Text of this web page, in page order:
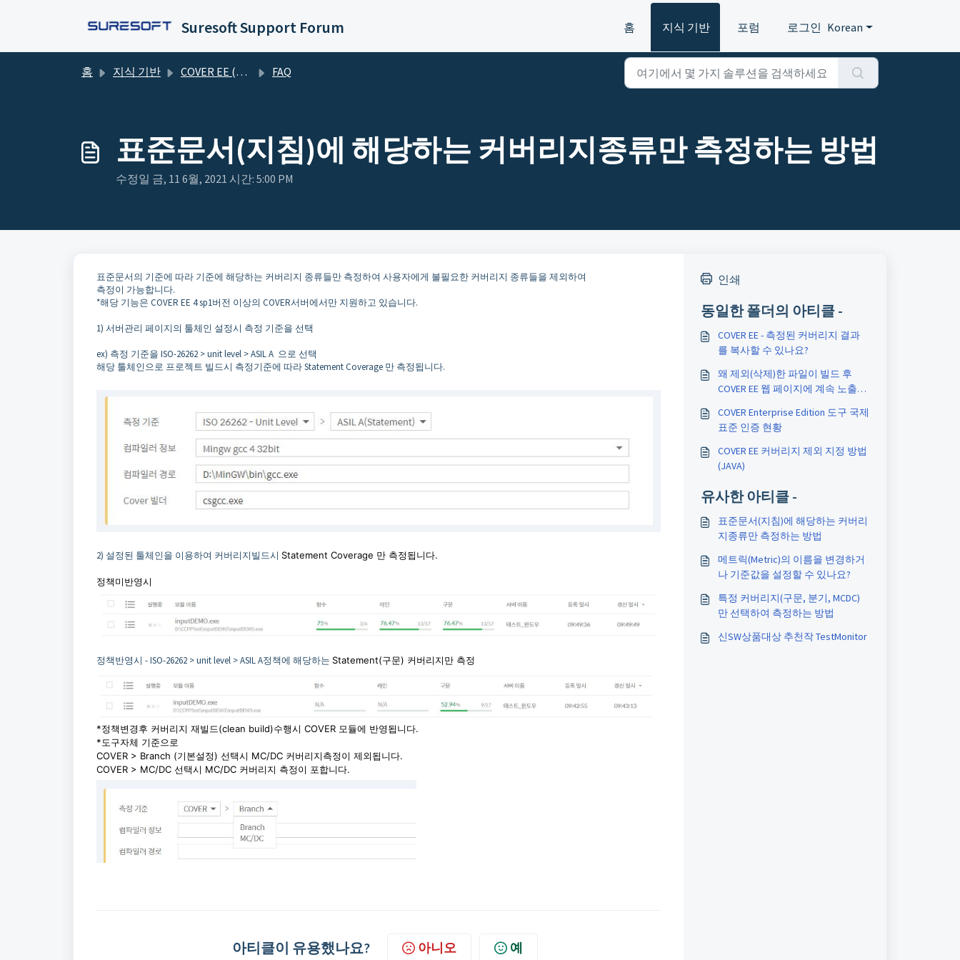
Suresoft Support Forum 홈 지식 기반 포럼 로그인 Korean
홈 지식 기반 COVER EE (Enterprise EDITION) FAQ
표준문서(지침)에 해당하는 커버리지종류만 측정하는 방법
수정일 금, 11 6월, 2021 시간: 5:00 PM
표준문서의 기준에 따라 기준에 해당하는 커버리지 종류들만 측정하여 사용자에게 불필요한 커버리지 종류들을 제외하여
측정이 가능합니다.
*해당 기능은 COVER EE 4 sp1버전 이상의 COVER서버에서만 지원하고 있습니다.
1) 서버관리 페이지의 툴체인 설정시 측정 기준을 선택
ex) 측정 기준을 ISO-26262 > unit level > ASIL A 으로 선택
해당 툴체인으로 프로젝트 빌드시 측정기준에 따라 Statement Coverage 만 측정됩니다.
2) 설정된 툴체인을 이용하여 커버리지빌드시 Statement Coverage 만 측정됩니다.
정책미반영시
정책반영시 - ISO-26262 > unit level > ASIL A정책에 해당하는 Statement(구문) 커버리지만 측정
*정책변경후 커버리지 재빌드(clean build)수행시 COVER 모듈에 반영됩니다.
*도구자체 기준으로
COVER > Branch (기본설정) 선택시 MC/DC 커버리지측정이 제외됩니다.
COVER > MC/DC 선택시 MC/DC 커버리지 측정이 포합니다.
아티클이 유용했나요? 아니오 예
인쇄
동일한 폴더의 아티클 -
COVER EE - 측정된 커버리지 결과
를 복사할 수 있나요?
왜 제외(삭제)한 파일이 빌드 후
COVER EE 웹 페이지에 계속 노출되
COVER Enterprise Edition 도구 국제
표준 인증 현황
COVER EE 커버리지 제외 지정 방법
(JAVA)
유사한 아티클 -
표준문서(지침)에 해당하는 커버리
지종류만 측정하는 방법
메트릭(Metric)의 이름을 변경하거
나 기준값을 설정할 수 있나요?
특정 커버리지(구문, 분기, MCDC)
만 선택하여 측정하는 방법
신SW상품대상 추천작 TestMonitor